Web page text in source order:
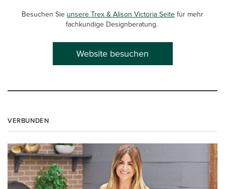
Besuchen Sieunsere Trex & Alison Victoria Seitefür mehr
fachkundige Designberatung.
Website besuchen
VERBUNDEN